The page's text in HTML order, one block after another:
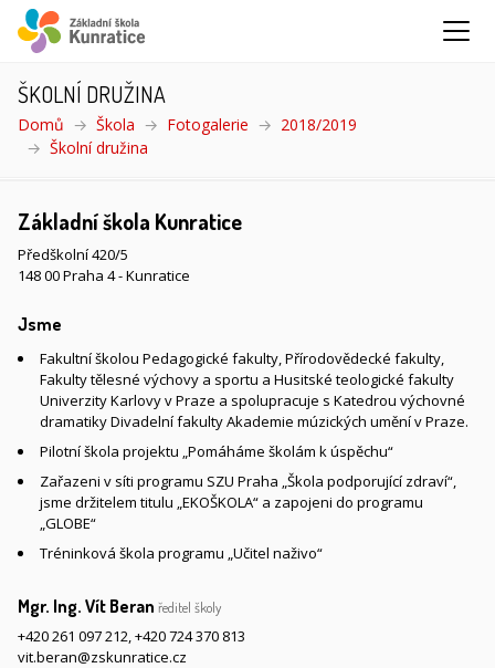
ŠKOLNÍ DRUŽINA
Domů Škola Fotogalerie
2018/2019
Školní družina
Základní škola Kunratice
Předškolní 420/5
148 00 Praha 4 - Kunratice
Jsme
Fakultní školou Pedagogické fakulty, Přírodovědecké fakulty,
Fakulty tělesné výchovy a sportu a Husitské teologické fakulty
Univerzity Karlovy v Praze a spolupracuje s Katedrou výchovné
dramatiky Divadelní fakulty Akademie múzických umění v Praze.
Pilotní škola projektu „Pomáháme školám k úspěchu“
Zařazeni v síti programu SZU Praha „Škola podporující zdraví“,
jsme držitelem titulu „EKOŠKOLA“ a zapojeni do programu
„GLOBE“
Tréninková škola programu „Učitel naživo“
Mgr. Ing. Vít Beran ředitel školy
+420 261 097 212,+420 724 370 813
vit.beran@zskunratice.cz